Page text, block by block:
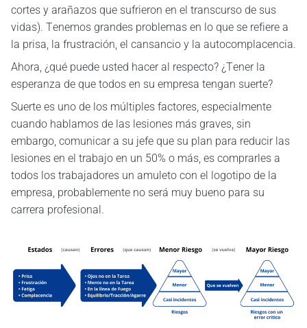
cortes y arañazos que sufrieron en el transcurso de sus
vidas). Tenemos grandes problemas en lo que se refiere a
la prisa, la frustración, el cansancio y la autocomplacencia.
Ahora, ¿qué puede usted hacer al respecto? ¿Tener la
esperanza de que todos en su empresa tengan suerte?
Suerte es uno de los múltiples factores, especialmente
cuando hablamos de las lesiones más graves, sin
embargo, comunicar a su jefe que su plan para reducir las
lesiones en el trabajo en un 50% o más, es comprarles a
todos los trabajadores un amuleto con el logotipo de la
empresa, probablemente no será muy bueno para su
carrera profesional.